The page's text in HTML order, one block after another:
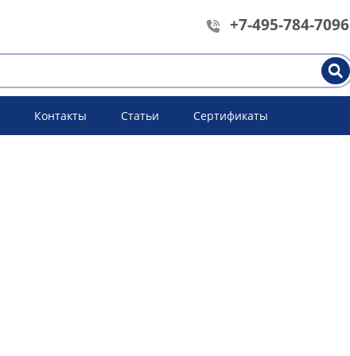
+7-495-784-7096
Контакты Статьи Сертификаты